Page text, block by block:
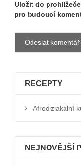
Uložit do
pro budoucí
RECEPTY
Afrodiziakální
NEJNOVĚJŠÍ